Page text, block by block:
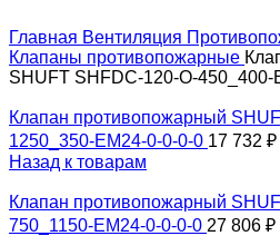
Главная Вентиляция
Клапаны противопожарные
SHUFT SHFDC-120-O-450_400-
Клапан противопожарный
1250_350-EM24-0-0-0-0 17 732 ₽
Назад к товарам
Клапан противопожарный
750_1150-EM24-0-0-0-0 27 806 ₽